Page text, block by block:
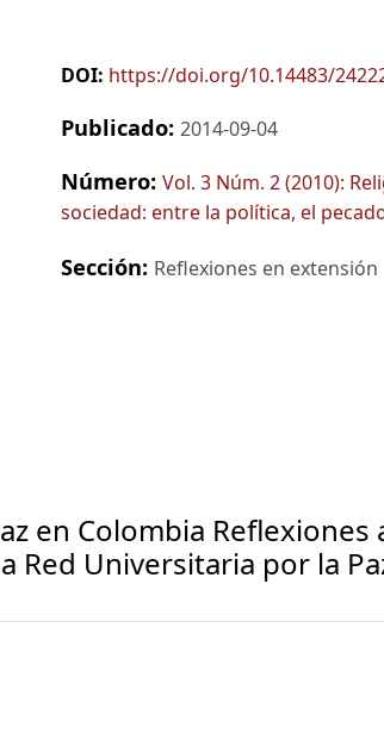
DOI: https://doi.org/10.14483/
Publicado: 2014-09-04
Número: Vol. 3 Núm. 2 (2010):
sociedad: entre la política, el
Sección: Reflexiones en extensión
en Colombia
Red Universitaria por la